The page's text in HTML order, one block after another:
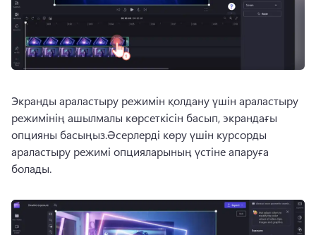
Экранды араластыру режимін қолдану үшін араластыру
режимінің ашылмалы көрсеткісін басып, экрандағы
опцияны басыңыз.Әсерлерді көру үшін курсорды
араластыру режимі опцияларының үстіне апаруға
болады.